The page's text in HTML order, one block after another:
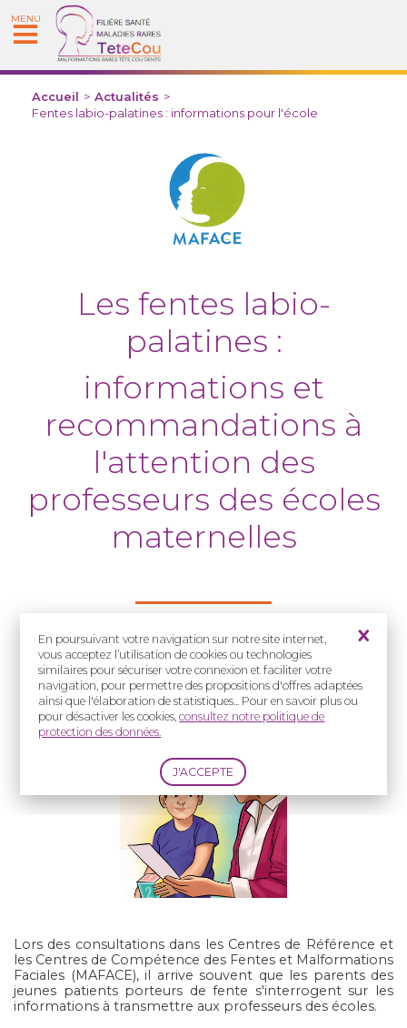
En poursuivant votre navigation sur notre site internet,
vous acceptez l’utilisation de cookies ou technologies
similaires pour sécuriser votre connexion et faciliter votre
navigation, pour permettre des propositions d'offres adaptées
ainsi que l'élaboration de statistiques... Pour en savoir plus ou
pour désactiver les cookies,consultez notre politique de
protection des données.
MENU
Accueil > Actualités >
Fentes labio-palatines : informations pour l'école
Les fentes labio-
palatines :
informations et
recommandations à
l'attention des
professeurs des écoles
maternelles
Lors des consultations dans les Centres de Référence et
les Centres de Compétence des Fentes et Malformations
Faciales (MAFACE), il arrive souvent que les parents des
jeunes patients porteurs de fente s'interrogent sur les
informations à transmettre aux professeurs des écoles.